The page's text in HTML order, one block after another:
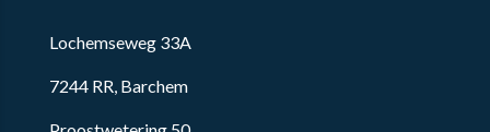
Lochemseweg 33A
7244 RR, Barchem